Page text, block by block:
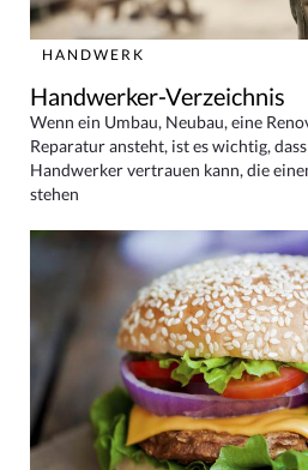
HANDWERK
Handwerker-Verzeichnis
Wenn ein Umbau, Neubau, eine
Reparatur ansteht, ist es wichtig,
Handwerker vertrauen kann, die
stehen